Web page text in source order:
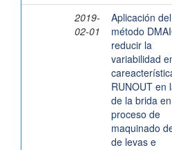
2019-
02-01
Aplicación del
método
reducir la
variabilidad
RUNOUT en
de la brida
proceso de
maquinado
de levas e